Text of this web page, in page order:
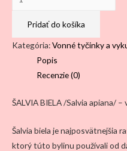
BIELA
ŠALVIA
/
g
Pridať do košíka
Kategória:Vonné tyčinky a
Popis
Recenzie (0)
ŠALVIA BIELA /Salvia apiana/
Šalvia biela je najposvätnejšia
ktorý túto bylinu používali od